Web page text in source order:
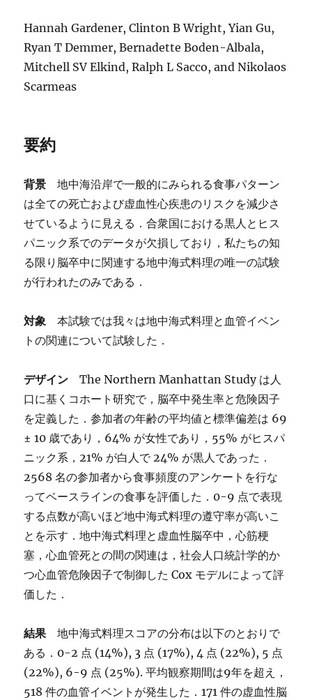
Hannah Gardener, Clinton B Wright, Yian Gu,
Ryan T Demmer, Bernadette Boden-Albala,
Mitchell SV Elkind, Ralph L Sacco, and Nikolaos
Scarmeas
要約
背景 地中海沿岸で一般的にみられる食事パターン
は全ての死亡および虚血性心疾患のリスクを減少さ
せているように見える．合衆国における黒人とヒス
パニック系でのデータが欠損しており，私たちの知
る限り脳卒中に関連する地中海式料理の唯一の試験
が行われたのみである．
対象 本試験では我々は地中海式料理と血管イベン
トの関連について試験した．
デザイン The Northern Manhattan Study は人
口に基くコホート研究で，脳卒中発生率と危険因子
を定義した．参加者の年齢の平均値と標準偏差は 69
± 10 歳であり，64% が女性であり，55% がヒスパ
ニック系，21% が白人で 24% が黒人であった．
2568 名の参加者から食事頻度のアンケートを行な
ってベースラインの食事を評価した．0-9 点で表現
する点数が高いほど地中海式料理の遵守率が高いこ
とを示す．地中海式料理と虚血性脳卒中，心筋梗
塞，心血管死との間の関連は，社会人口統計学的か
つ心血管危険因子で制御した Cox モデルによって評
価した．
結果 地中海式料理スコアの分布は以下のとおりで
ある．0-2 点 (14%), 3 点 (17%), 4 点 (22%), 5 点
(22%), 6-9 点 (25%). 平均観察期間は9年を超え，
518 件の血管イベントが発生した．171 件の虚血性脳